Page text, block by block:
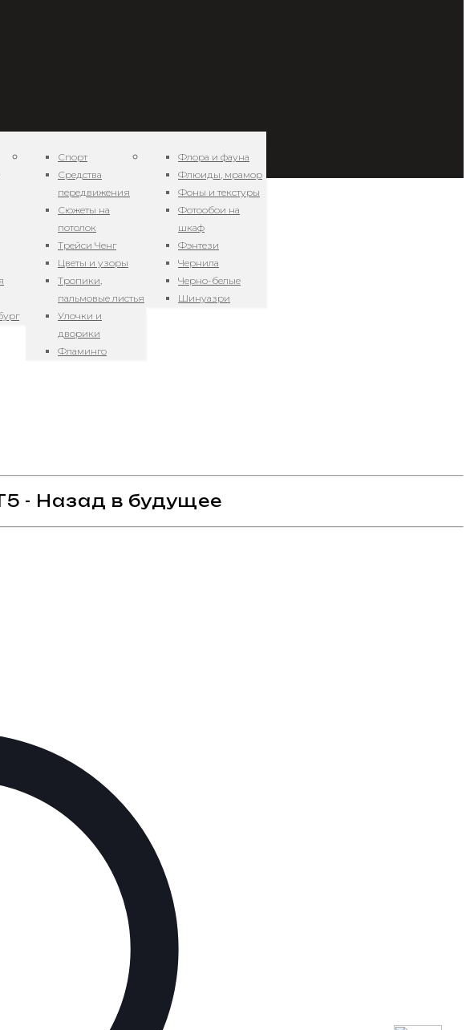
Спорт
Средства
передвижения
Сюжеты на
потолок
Трейси Ченг
Цветы и узоры
Тропики,
пальмовые листья
Улочки и
дворики
Фламинго
Флора и фауна
Флюиды, мрамор
Фоны и текстуры
Фотообои на
шкаф
Фэнтези
Чернила
Черно-белые
Шинуазри
- Назад в будущее